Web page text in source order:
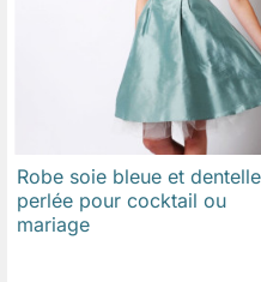
 Aperçu rapide
Robe soie bleue et dentelle
perlée pour cocktail ou
mariage